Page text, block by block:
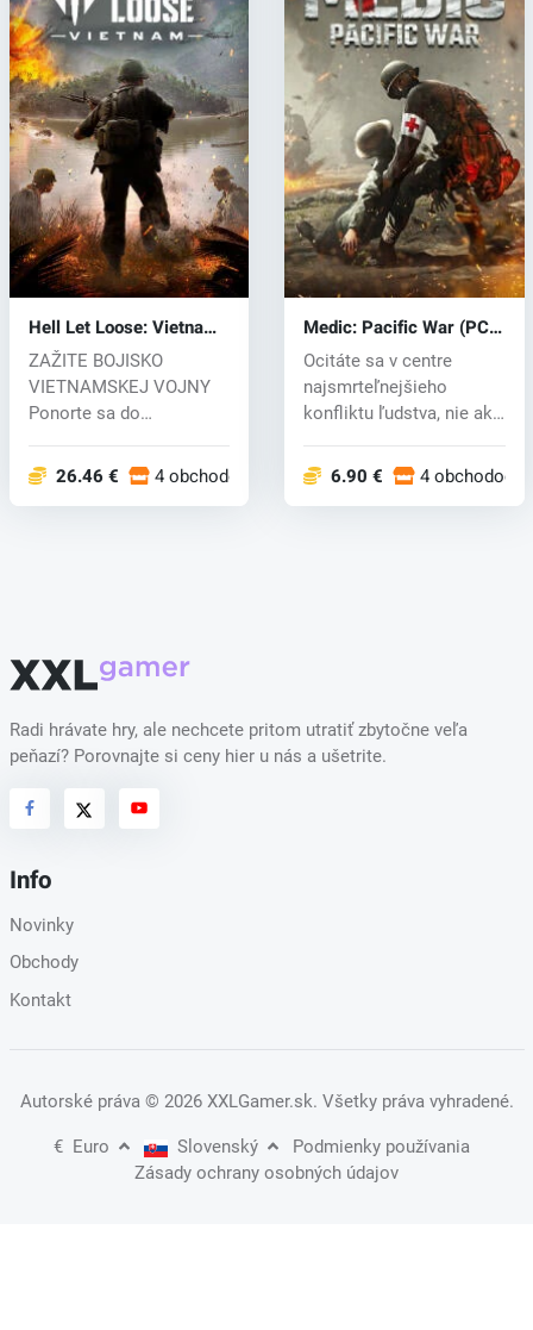
Hell Let Loose: Vietnam
(PC) key
ZAŽITE BOJISKO
VIETNAMSKEJ VOJNY
Ponorte sa do
vietn...26.46 € 4 obchodoch
Medic: Pacific War (PC)
key
Ocitáte sa v centre
najsmrteľnejšieho
konfliktu ľudstva, nie ako
6.90 € 4 obchodoch
Radi hrávate hry, ale nechcete pritom utratiť zbytočne veľa
peňazí? Porovnajte si ceny hier u nás a ušetrite.
Info
Novinky
Obchody
Kontakt
Autorské práva © 2026 XXLGamer.sk. Všetky práva vyhradené.
€ Euro Slovenský
Podmienky používania
Zásady ochrany osobných údajov